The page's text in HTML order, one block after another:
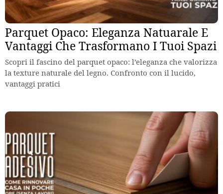
Parquet Opaco: Eleganza Natuarale E
Vantaggi Che Trasformano I Tuoi Spazi
Scopri il fascino del parquet opaco: l’eleganza che valorizza
la texture naturale del legno. Confronto con il lucido,
vantaggi pratici